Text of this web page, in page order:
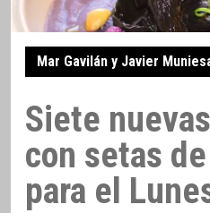
Mar Gavilán y Javier
Siete
con setas
para el